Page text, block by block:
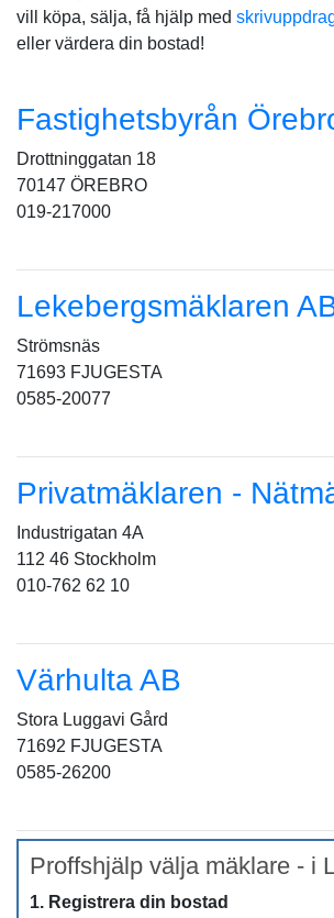
vill köpa, sälja, få hjälp med
eller värdera din bostad!
Fastighetsbyrån
Drottninggatan 18
70147 ÖREBRO
019-217000
Lekebergsmäklaren
Strömsnäs
71693 FJUGESTA
0585-20077
Privatmäklaren -
Industrigatan 4A
112 46 Stockholm
010-762 62 10
Värhulta AB
Stora Luggavi Gård
71692 FJUGESTA
0585-26200
Proffshjälp välja mäklare - i
1. Registrera din bostad